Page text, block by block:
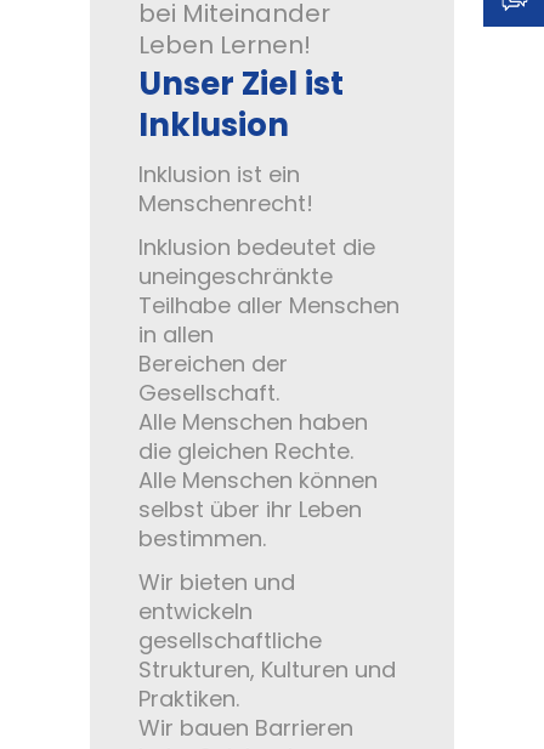
Standard
+
Erscheinungsbild:
Farbig
Graustufen
bei Miteinander
Leben Lernen!
Unser Ziel ist
Inklusion
Inklusion ist ein
Menschenrecht!
Inklusion bedeutet die
uneingeschränkte
Teilhabe aller Menschen
in allen
Bereichen der
Gesellschaft.
Alle Menschen haben
die gleichen Rechte.
Alle Menschen können
selbst über ihr Leben
bestimmen.
Wir bieten und
entwickeln
gesellschaftliche
Strukturen, Kulturen und
Praktiken.
Wir bauen Barrieren